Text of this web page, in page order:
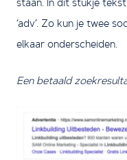
staan. In dit stukje tekst
‘adv’. Zo kun je twee
elkaar onderscheiden.
Een betaald